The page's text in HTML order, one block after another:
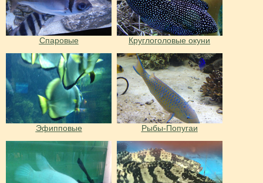
Спаровые Круглоголовые окуни
Эфипповые Рыбы-Попугаи